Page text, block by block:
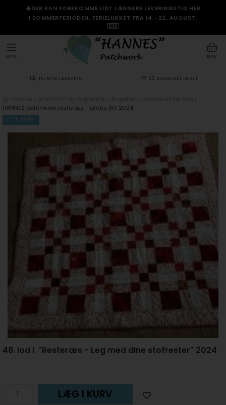
☀️DER KAN FOREKOMME LIDT LÆNGERE LEVERINGSTID HER
I SOMMERPERIODEN. FERIELUKKET FRA 14.–22. AUGUST.
🇩🇰
KURV
MENU
HURTIG LEVERING 30 DAGES RETURRET
HANNES patchwork resteræs - gratis DIY 2024
TILBAGE
48. lod i "Resteræs - Leg med dine stofrester" 2024
LÆG I KURV